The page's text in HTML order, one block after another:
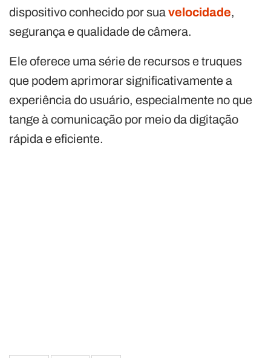
dispositivo conhecido por suavelocidade,
segurança e qualidade de câmera.
Ele oferece uma série de recursos e truques
que podem aprimorar significativamente a
experiência do usuário, especialmente no que
tange à comunicação por meio da digitação
rápida e eficiente.